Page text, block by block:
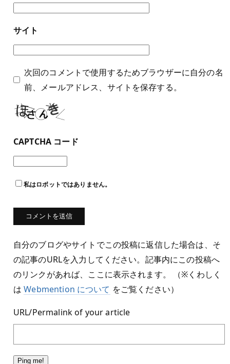
サイト
次回のコメントで使用するためブラウザーに自分の名
前、メールアドレス、サイトを保存する。
CAPTCHA コード
私はロボットではありません。
自分のブログやサイトでこの投稿に返信した場合は、そ
の記事のURLを入力してください。記事内にこの投稿へ
のリンクがあれば、ここに表示されます。 （※くわしく
はWebmention について をご覧ください）
URL/Permalink of your article